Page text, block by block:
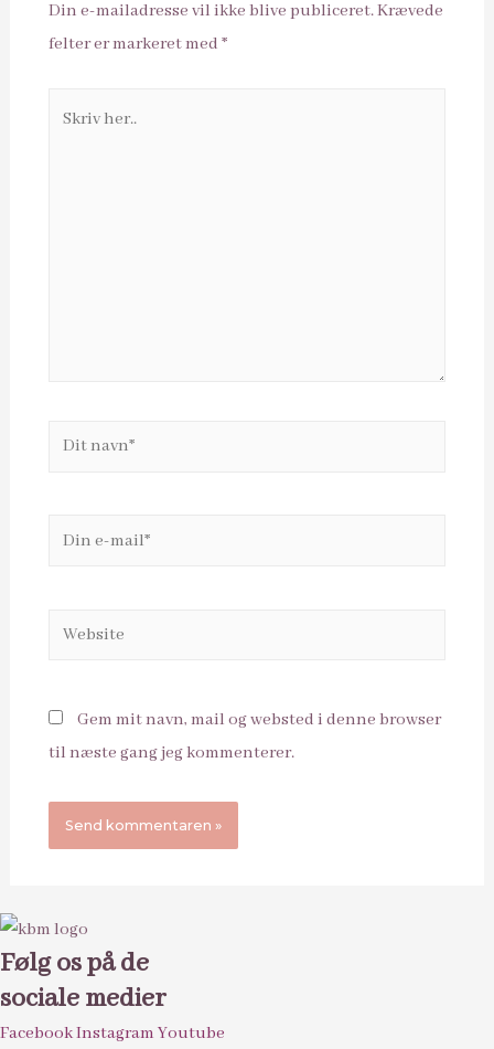
Din e-mailadresse vil ikke blive publiceret.Krævede
felter er markeret med *
Dit
Din
Website
Gem mit navn, mail og websted i denne browser
til næste gang jeg kommenterer.
Følg os på de
sociale medier
FacebookInstagram Youtube